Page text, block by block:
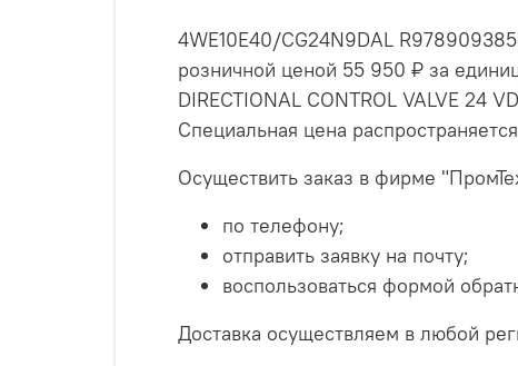
4WE10E40/CG24N9DAL
розничной ценой 55 950 ₽ за
DIRECTIONAL CONTROL VALVE 24
Специальная цена
Осуществить заказ в фирме
по телефону;
отправить заявку на почту;
воспользоваться формой
Доставка осуществляем в любой